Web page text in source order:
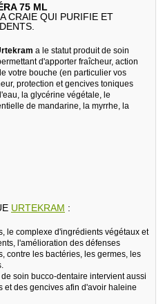
75 ML
CRAIE QUI PURIFIE ET
a le statut produit de soin
d'apporter fraîcheur, action
votre bouche (en particulier vos
protection et gencives toniques
la glycérine végétale, le
de mandarine, la myrrhe, la
URTEKRAM :
le complexe d'ingrédients végétaux et
l'amélioration des défenses
contre les bactéries, les germes, les
soin bucco-dentaire intervient aussi
et des gencives afin d'avoir haleine